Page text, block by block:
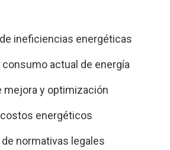
ineficiencias energéticas
consumo actual de energía
mejora y optimización
energéticos
normativas legales